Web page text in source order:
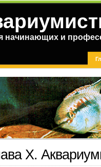
начинающих и
X.